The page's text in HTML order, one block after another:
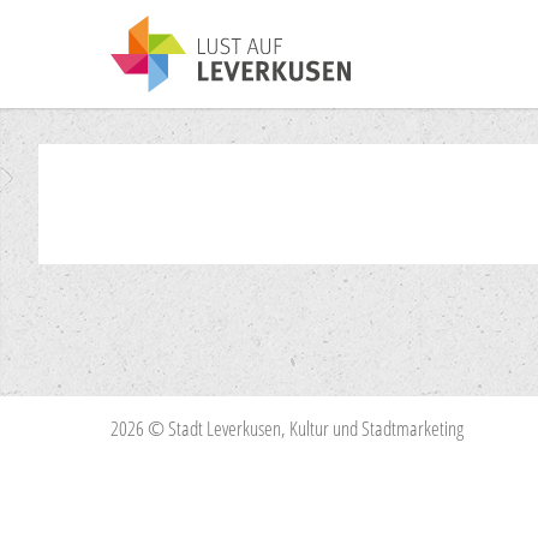
2026 © Stadt Leverkusen, Kultur und Stadtmarketing